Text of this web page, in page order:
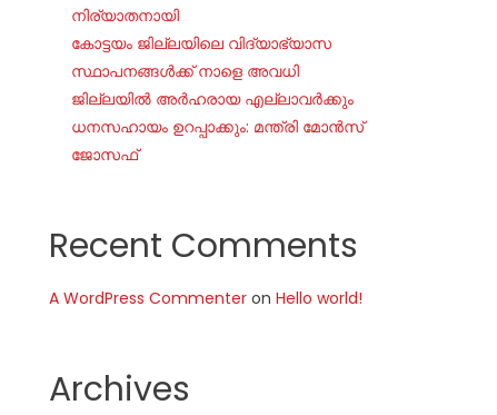
നിര്യാതനായി
കോട്ടയം ജില്ലയിലെ വിദ്യാഭ്യാസ
സ്ഥാപനങ്ങൾക്ക് നാളെ അവധി
ജില്ലയില്‍ അര്‍ഹരായ എല്ലാവര്‍ക്കും
ധനസഹായം ഉറപ്പാക്കും: മന്ത്രി മോന്‍സ്
ജോസഫ്
Recent Comments
A WordPress Commenter onHello world!
Archives